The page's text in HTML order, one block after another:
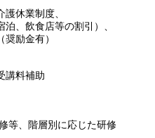
休業制度、
、飲食店等の割引）、
励金有）
講料補助
等、階層別に応じた研修